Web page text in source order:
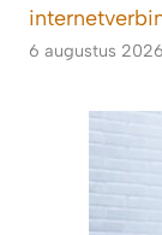
6 augustus 2026